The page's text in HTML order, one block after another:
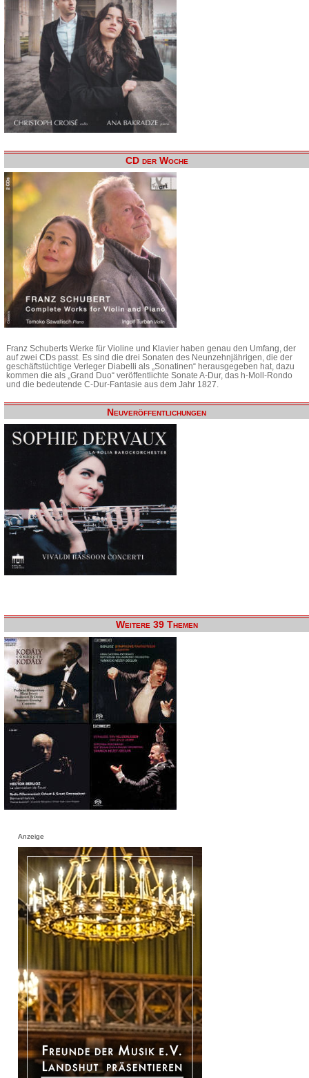
CD der Woche
Franz Schuberts Werke für Violine und Klavier haben genau den Umfang, der
auf zwei CDs passt. Es sind die drei Sonaten des Neunzehnjährigen, die der
geschäftstüchtige Verleger Diabelli als „Sonatinen“ herausgegeben hat, dazu
kommen die als „Grand Duo“ veröffentlichte Sonate A-Dur, das h-Moll-Rondo
und die bedeutende C-Dur-Fantasie aus dem Jahr 1827.
Neuveröffentlichungen
Weitere 39 Themen
Anzeige